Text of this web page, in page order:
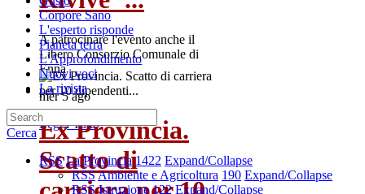
A patrocinare l'evento anche il
Libero Consorzio Comunale di
Enna
mer 5 ago
Leggi Tutto
Ex Provincia.
Scatto di
Corpore Sano
L'esperto risponde
Pianeta terra
L'Approfondimento
Nuovi voci
La rivista
Cerca
RSS La Provincia 1422 Expand/Collapse
RSSAmbiente e Agricoltura 190 Expand/Collapse
RSS Istruzione 122 Expand/Collapse